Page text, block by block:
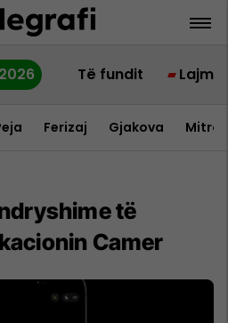
Të fundit Lajme
Ferizaj Gjakova
të
Camer